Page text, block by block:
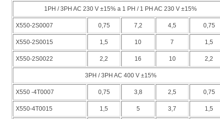
1PH / 3PH AC 230 V ±15% a 1 PH / 1 PH AC 230 V ±15%
X550-2S0007 0,75 7,2 4,5 0,75
X550-2S0015 1,5 10 7 1,5
X550-2S0022 2,2 16 10 2,2
3PH / 3PH AC 400 V ±15%
X550 -4T0007 0,75 3,8 2,5 0,75
X550-4T0015 1,5 5 3,7 1,5